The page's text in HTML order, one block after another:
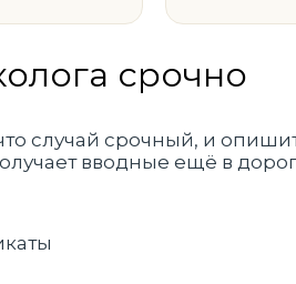
срочно
случай срочный, и
вводные ещё в